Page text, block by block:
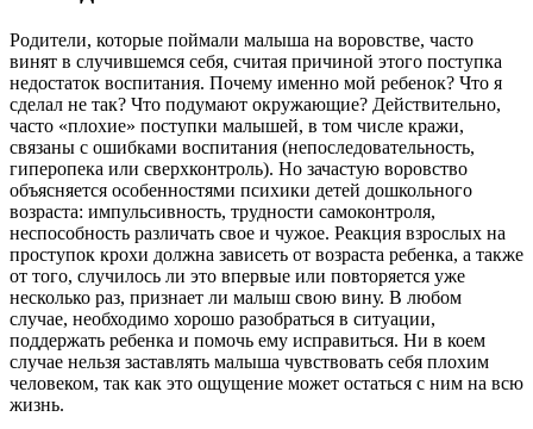
Родители, которые поймали малыша на воровстве, часто
винят в случившемся себя, считая причиной этого поступка
недостаток воспитания. Почему именно мой ребенок? Что я
сделал не так? Что подумают окружающие? Действительно,
часто «плохие» поступки малышей, в том числе кражи,
связаны с ошибками воспитания (непоследовательность,
гиперопека или сверхконтроль). Но зачастую воровство
объясняется особенностями психики детей дошкольного
возраста: импульсивность, трудности самоконтроля,
неспособность различать свое и чужое. Реакция взрослых на
проступок крохи должна зависеть от возраста ребенка, а также
от того, случилось ли это впервые или повторяется уже
несколько раз, признает ли малыш свою вину. В любом
случае, необходимо хорошо разобраться в ситуации,
поддержать ребенка и помочь ему исправиться. Ни в коем
случае нельзя заставлять малыша чувствовать себя плохим
человеком, так как это ощущение может остаться с ним на всю
жизнь.